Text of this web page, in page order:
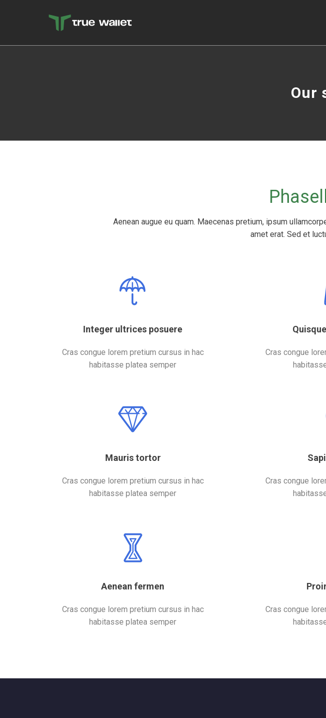
Our
Aenean augue eu quam. Maecenas pretium, ipsum
amet erat. Sed et
Integer ultrices posuere
Cras congue lorem pretium cursus in hac
habitasse platea semper
Cras congue
Mauris tortor
Cras congue lorem pretium cursus in hac
habitasse platea semper
Cras congue
Aenean fermen
Cras congue lorem pretium cursus in hac
habitasse platea semper
Cras congue